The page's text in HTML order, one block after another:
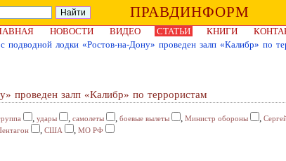
ПРАВДИНФОРМ
НОВОСТИ ВИДЕО СТАТЬИ КНИГИ
подводной лодки «Ростов-на-Дону» проведен залп «Калибр» по
проведен залп «Калибр» по террористам
, удары , самолеты , боевые вылеты , Министр обороны ,
, США , МО РФ